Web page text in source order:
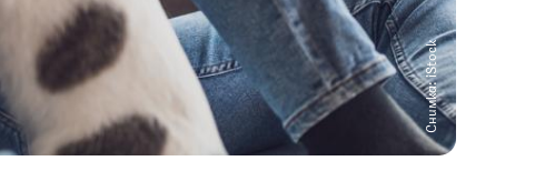
Снимка: iStock